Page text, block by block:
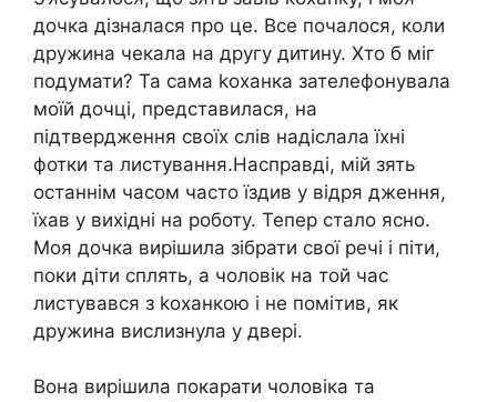
дочка дізналася про це. Все почалося, коли
дружина чекала на другу дитину. Хто б міг
подумати? Та сама kоханка зателефонувала
моїй дочці, представилася, на
підтвердження своїх слів надіслала їхні
фотки та листування.Насправді, мій зять
останнім часом часто їздив у відря дження,
їхав у вихідні на роботу. Тепер стало ясно.
Моя дочка вирішила зібрати свої речі і піти,
поки діти сплять, а чоловік на той час
листувався з kоханкою і не помітив, як
дружина вислизнула у двері.
Вона вирішила покарати чоловіка та